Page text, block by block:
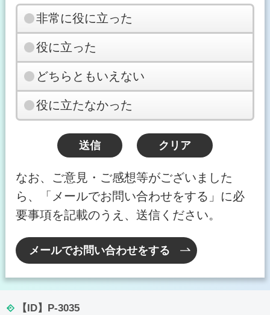
非常に役に立った
役に立った
どちらともいえない
役に立たなかった
なお、ご意見・ご感想等がございました
ら、「メールでお問い合わせをする」に必
要事項を記載のうえ、送信ください。
メールでお問い合わせをする
【ID】 P-3035